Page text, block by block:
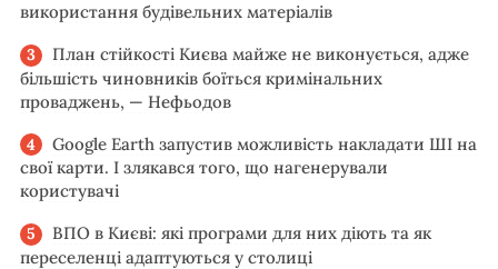
використання будівельних матеріалів
План стійкості Києва майже не виконується, адже
більшість чиновників боїться кримінальних
проваджень, — Нефьодов
Google Earth запустив можливість накладати ШІ на
свої карти. І злякався того, що нагенерували
користувачі
ВПО в Києві: які програми для них діють та як
переселенці адаптуються у столиці